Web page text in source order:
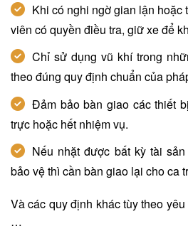
Khi có nghi ngờ gian lận hoặc
viên có quyền điều tra, giữ xe để
Chỉ sử dụng vũ khí trong
theo đúng quy định chuẩn của
Đảm bảo bàn giao các thiết
trực hoặc hết nhiệm vụ.
Nếu nhặt được bất kỳ tài
bảo vệ thì cần bàn giao lại cho ca
Và các quy định khác tùy theo
…